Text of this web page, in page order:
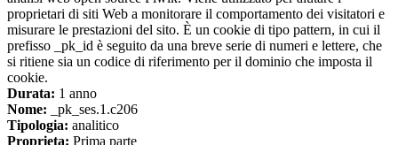
proprietari di siti Web a monitorare il comportamento dei visitatori e
misurare le prestazioni del sito. È un cookie di tipo pattern, in cui il
prefisso _pk_id è seguito da una breve serie di numeri e lettere, che
si ritiene sia un codice di riferimento per il dominio che imposta il
cookie.
Durata: 1 anno
Nome: _pk_ses.1.c206
Tipologia: analitico
Proprieta: Prima parte